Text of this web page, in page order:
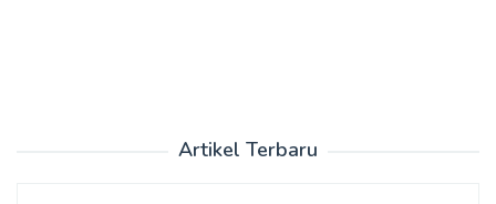
Artikel Terbaru